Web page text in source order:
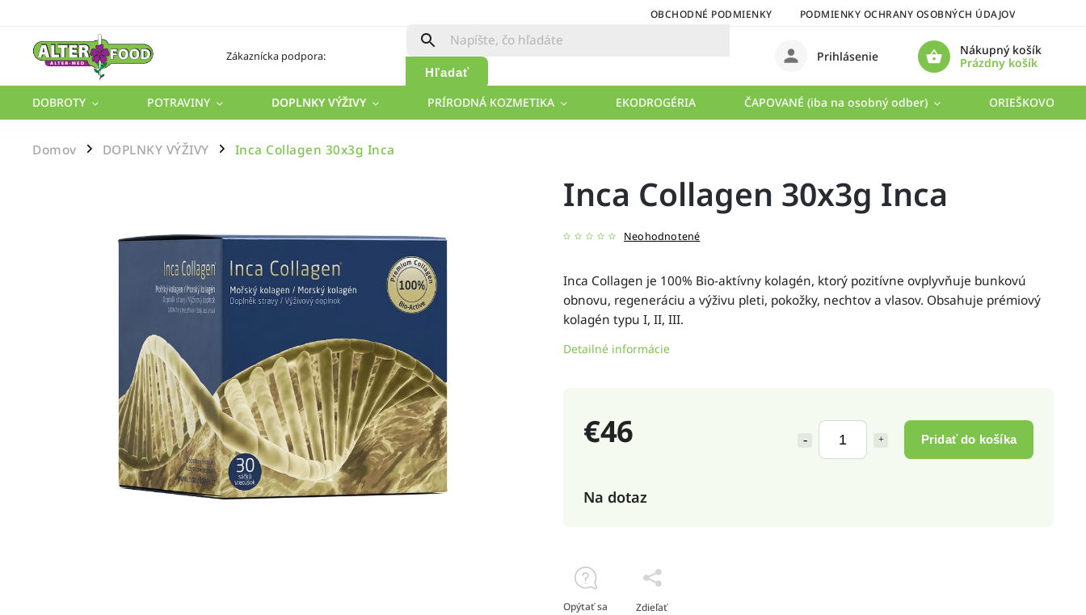
OBCHODNÉ PODMIENKY PODMIENKY OCHRANY OSOBNÝCH ÚDAJOV
Zákaznícka podpora:
Hľadať
Nákupný košík
Prázdny košík
Prihlásenie
DOBROTY POTRAVINY DOPLNKY VÝŽIVY PRÍRODNÁ KOZMETIKA EKODROGÉRIA ČAPOVANÉ (iba na osobný odber) ORIEŠKOVO
Domov / DOPLNKY VÝŽIVY / Inca Collagen 30x3g Inca
€46 Pridať do košíka
Na dotaz
Inca Collagen 30x3g Inca
Neohodnotené
Inca Collagen je 100% Bio-aktívny kolagén, ktorý pozitívne ovplyvňuje bunkovú
obnovu, regeneráciu a výživu pleti, pokožky, nechtov a vlasov. Obsahuje prémiový
kolagén typu I, II, III.
Detailné informácie
Opýtať sa Zdieľať